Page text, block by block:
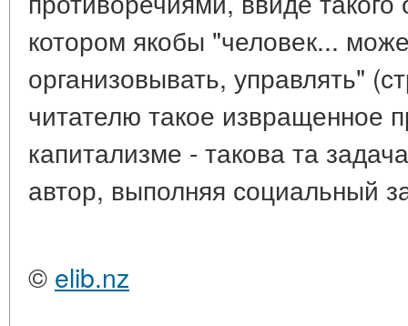
котором якобы "человек...
организовывать, управлять"
читателю такое извращенное
капитализме - такова та
автор, выполняя социальный
© elib.nz